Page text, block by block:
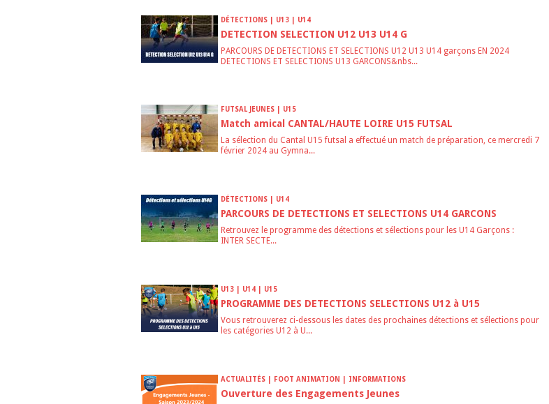
DÉTECTIONS | U13 | U14
DETECTION SELECTION U12 U13 U14 G
PARCOURS DE DETECTIONS ET SELECTIONS U12 U13 U14 garçons EN 2024
DETECTIONS ET SELECTIONS U13 GARCONS&nbs...
FUTSAL JEUNES | U15
Match amical CANTAL/HAUTE LOIRE U15 FUTSAL
La sélection du Cantal U15 futsal a effectué un match de préparation, ce mercredi 7
février 2024 au Gymna...
DÉTECTIONS | U14
PARCOURS DE DETECTIONS ET SELECTIONS U14 GARCONS
Retrouvez le programme des détections et sélections pour les U14 Garçons :
INTER SECTE...
U13 | U14 | U15
PROGRAMME DES DETECTIONS SELECTIONS U12 à U15
Vous retrouverez ci-dessous les dates des prochaines détections et sélections pour
les catégories U12 à U...
ACTUALITÉS | FOOT ANIMATION | INFORMATIONS
Ouverture des Engagements Jeunes